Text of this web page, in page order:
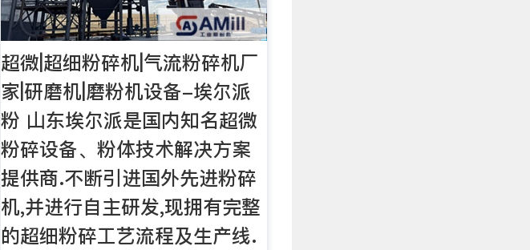
超微|超细粉碎机|气流粉碎机厂
家|研磨机|磨粉机设备-埃尔派
粉 山东埃尔派是国内知名超微
粉碎设备、粉体技术解决方案
提供商.不断引进国外先进粉碎
机,并进行自主研发,现拥有完整
的超细粉碎工艺流程及生产线.